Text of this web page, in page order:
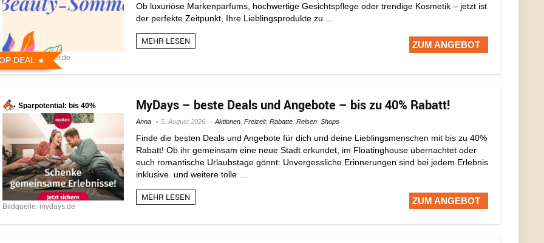
DEAL
Bildquelle: pieper.de
Ob luxuriöse Markenparfums, hochwertige Gesichtspflege oder trendige Kosmetik – jetzt ist
der perfekte Zeitpunkt, Ihre Lieblingsprodukte zu ...
MEHR LESEN ZUM ANGEBOT
Sparpotential: bis 40%
Bildquelle: mydays.de
MyDays – beste Deals und Angebote – bis zu 40% Rabatt!
Anna 5. August 2026 Aktionen Freizeit, Rabatte Reisen Shops
Finde die besten Deals und Angebote für dich und deine Lieblingsmenschen mit bis zu 40%
Rabatt! Ob ihr gemeinsam eine neue Stadt erkundet, im Floatinghouse übernachtet oder
euch romantische Urlaubstage gönnt: Unvergessliche Erinnerungen sind bei jedem Erlebnis
inklusive. und weitere tolle ...
MEHR LESEN ZUM ANGEBOT